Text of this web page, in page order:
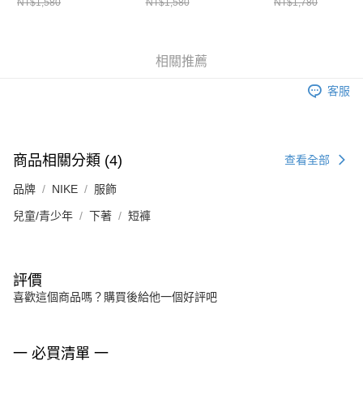
NT$1,580 NT$1,580
HM6983133
NT$1,780
相關推薦
客服
商品相關分類 (4) 查看全部
品牌 NIKE 服飾
兒童/青少年 下著 短褲
評價
喜歡這個商品嗎？購買後給他一個好評吧
一 必買清單 一